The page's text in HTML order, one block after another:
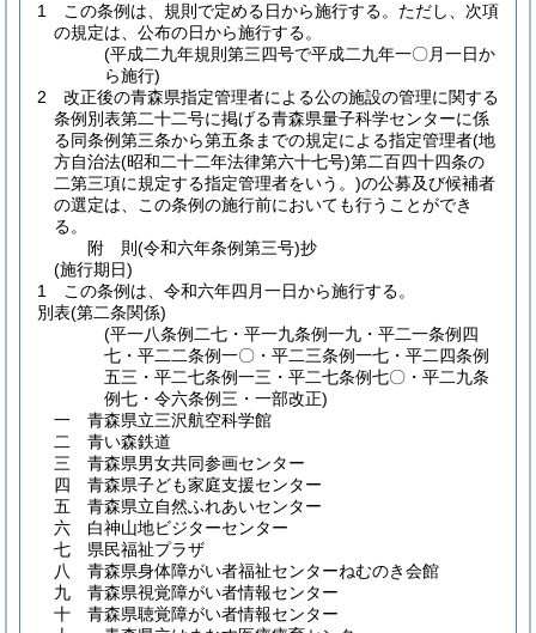
1
この条例は、規則で定める日から施行する。 ただし、次項
の規定は、公布の日から施行する。
(平成二九年規則第三四号で平成二九年一〇月一日か
ら施行)
2
改正後の青森県指定管理者による公の施設の管理に関する
条例別表第二十二号に掲げる青森県量子科学センターに係
る同条例第三条から第五条までの規定による指定管理者(地
方自治法(昭和二十二年法律第六十七号)第二百四十四条の
二第三項に規定する指定管理者をいう。)の公募及び候補者
の選定は、この条例の施行前においても行うことができ
る。
附 則(令和六年条例第三号)抄
(施行期日)
1
この条例は、令和六年四月一日から施行する。
別表(第二条関係)
(平一八条例二七・平一九条例一九・平二一条例四
七・平二二条例一〇・平二三条例一七・平二四条例
五三・平二七条例一三・平二七条例七〇・平二九条
例七・令六条例三・一部改正)
一 青森県立三沢航空科学館
二 青い森鉄道
三 青森県男女共同参画センター
四 青森県子ども家庭支援センター
五 青森県立自然ふれあいセンター
六 白神山地ビジターセンター
七 県民福祉プラザ
八 青森県身体障がい者福祉センターねむのき会館
九 青森県視覚障がい者情報センター
十 青森県聴覚障がい者情報センター